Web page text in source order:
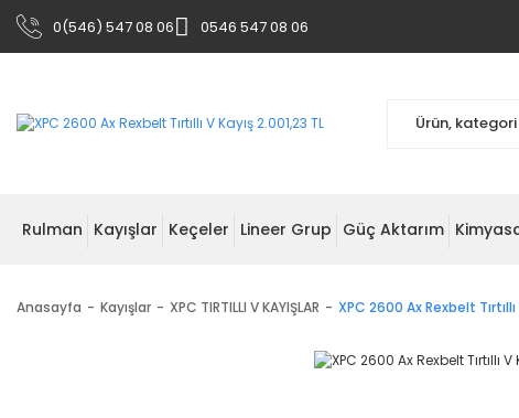
0(546) 547 08 06 0546 547 08 06
Rulman Kayışlar Keçeler Lineer Grup Güç Aktarım
Anasayfa Kayışlar XPC TIRTILLI V KAYIŞLAR XPC 2600 Ax Rexbelt Tırtıllı